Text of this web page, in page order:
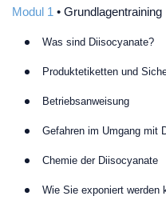
Modul 1 • Grundlagentraining
Was sind Diisocyanate?
Produktetiketten und
Betriebsanweisung
Gefahren im Umgang mit
Chemie der Diisocyanate
Wie Sie exponiert werden